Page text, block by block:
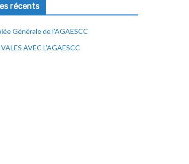
récents
Générale de l’AGAESCC
AVEC L’AGAESCC